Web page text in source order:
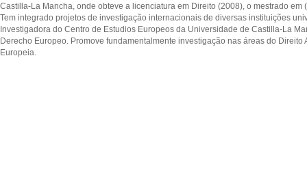
Castilla-La Mancha, onde obteve a licenciatura em Direito (2008), o mestrado em
Tem integrado projetos de investigação internacionais de diversas instituições
Investigadora do Centro de Estudios Europeos da Universidade de Castilla-La
Derecho Europeo. Promove fundamentalmente investigação nas áreas do
Europeia.